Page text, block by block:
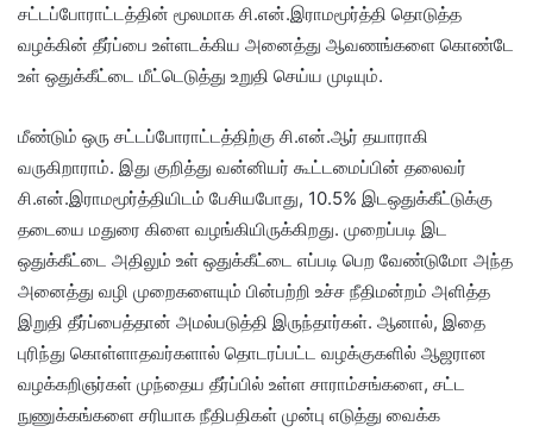
சட்டப்போராட்டத்தின் மூலமாக சி.என்.இராமமூர்த்தி தொடுத்த
வழக்கின் தீர்ப்பை உள்ளடக்கிய அனைத்து ஆவணங்களை கொண்டே
உள் ஒதுக்கீட்டை மீட்டெடுத்து உறுதி செய்ய முடியும்.
மீண்டும் ஒரு சட்டப்போராட்டத்திற்கு சி.என்.ஆர் தயாராகி
வருகிறாராம். இது குறித்து வன்னியர் கூட்டமைப்பின் தலைவர்
சி.என்.இராமமூர்த்தியிடம் பேசியபோது, 10.5% இடஒதுக்கீட்டுக்கு
தடையை மதுரை கிளை வழங்கியிருக்கிறது. முறைப்படி இட
ஒதுக்கீட்டை அதிலும் உள் ஒதுக்கீட்டை எப்படி பெற வேண்டுமோ அந்த
அனைத்து வழி முறைகளையும் பின்பற்றி உச்ச நீதிமன்றம் அளித்த
இறுதி தீர்ப்பைத்தான் அமல்படுத்தி இருந்தார்கள். ஆனால், இதை
புரிந்து கொள்ளாதவர்களால் தொடரப்பட்ட வழக்குகளில் ஆஜரான
வழக்கறிஞர்கள் முந்தைய தீர்ப்பில் உள்ள சாராம்சங்களை, சட்ட
நுணுக்கங்களை சரியாக நீதிபதிகள் முன்பு எடுத்து வைக்க